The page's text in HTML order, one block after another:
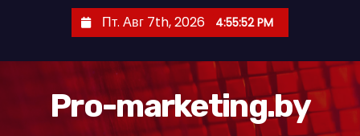
Пт. Авг 7th, 2026 4:55:53 PM
Pro-marketing.by